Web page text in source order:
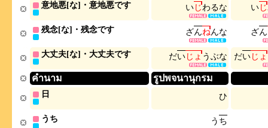
意地悪[な]・意地悪です いじわるな いじ
残念[な]・残念です ざんねんな ざん
大丈夫[な]・大丈夫です だいじ ょうぶな だいじ ょ
คำนาม รูปพจนานุกรม
日 ひ
うち う ち